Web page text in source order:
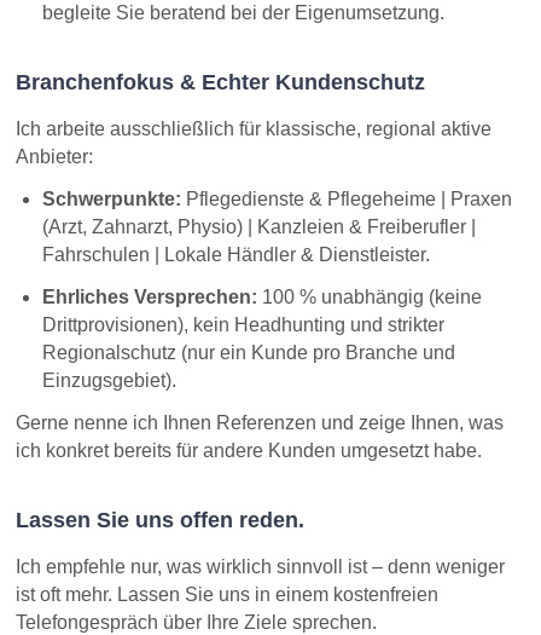
begleite Sie beratend bei der Eigenumsetzung.
Branchenfokus & Echter Kundenschutz
Ich arbeite ausschließlich für klassische, regional aktive
Anbieter:
Schwerpunkte: Pflegedienste & Pflegeheime | Praxen
(Arzt, Zahnarzt, Physio) | Kanzleien & Freiberufler |
Fahrschulen | Lokale Händler & Dienstleister.
Ehrliches Versprechen: 100 % unabhängig (keine
Drittprovisionen), kein Headhunting und strikter
Regionalschutz (nur ein Kunde pro Branche und
Einzugsgebiet).
Gerne nenne ich Ihnen Referenzen und zeige Ihnen, was
ich konkret bereits für andere Kunden umgesetzt habe.
Lassen Sie uns offen reden.
Ich empfehle nur, was wirklich sinnvoll ist – denn weniger
ist oft mehr. Lassen Sie uns in einem kostenfreien
Telefongespräch über Ihre Ziele sprechen.